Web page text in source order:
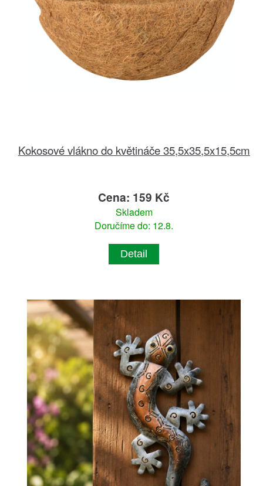
Kokosové vlákno do květináče 35,5x35,5x15,5cm
Cena: 159 Kč
Skladem
Doručíme do: 12.8.
Detail